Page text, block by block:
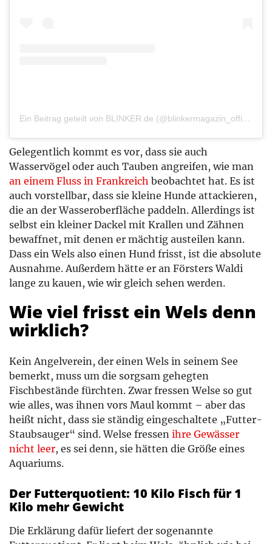
Ein Beitrag geteilt von BLINKER.de (@blinkermagazin_official)
Gelegentlich kommt es vor, dass sie auch
Wasservögel oder auch Tauben angreifen, wie man
an einem Fluss in Frankreich beobachtet hat. Es ist
auch vorstellbar, dass sie kleine Hunde attackieren,
die an der Wasseroberfläche paddeln. Allerdings ist
selbst ein kleiner Dackel mit Krallen und Zähnen
bewaffnet, mit denen er mächtig austeilen kann.
Dass ein Wels also einen Hund frisst, ist die absolute
Ausnahme. Außerdem hätte er an Försters Waldi
lange zu kauen, wie wir gleich sehen werden.
Wie viel frisst ein Wels denn
wirklich?
Kein Angelverein, der einen Wels in seinem See
bemerkt, muss um die sorgsam gehegten
Fischbestände fürchten. Zwar fressen Welse so gut
wie alles, was ihnen vors Maul kommt – aber das
heißt nicht, dass sie ständig eingeschaltete „Futter-
Staubsauger“ sind. Welse fressen ihre Gewässer
nicht leer, es sei denn, sie hätten die Größe eines
Aquariums.
Der Futterquotient: 10 Kilo Fisch für 1
Kilo mehr Gewicht
Die Erklärung dafür liefert der sogenannte